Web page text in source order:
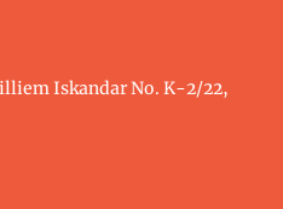
Iskandar No. K-2/22,